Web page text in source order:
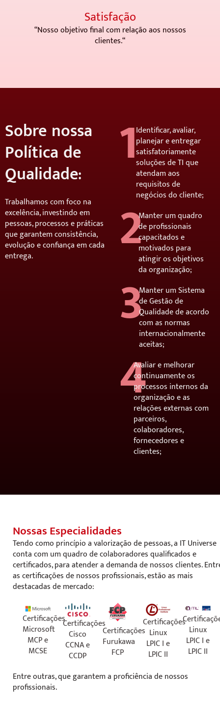
Satisfação
“Nosso objetivo final com relação aos nossos
clientes.“
Sobre nossa
Política de
Qualidade:
Trabalhamos com foco na
excelência, investindo em
pessoas, processos e práticas
que garantem consistência,
evolução e confiança em cada
entrega.
1Identificar, avaliar,
planejar e entregar
satisfatoriamente
soluções de TI que
atendam aos
requisitos de
negócios do cliente;
2Manter um quadro
de profissionais
capacitados e
motivados para
atingir os objetivos
da organização;
3Manter um Sistema
de Gestão de
Qualidade de acordo
com as normas
internacionalmente
aceitas;
4Avaliar e melhorar
continuamente os
processos internos da
organização e as
relações externas com
parceiros,
colaboradores,
fornecedores e
clientes;
Nossas Especialidades
Tendo como princípio a valorização de pessoas, a IT Universe
conta com um quadro de colaboradores qualificados e
certificados, para atender a demanda de nossos clientes.
as certificações de nossos profissionais, estão as mais
destacadas de mercado:
Certificações
Microsoft
MCP e
MCSE
Certificações
Cisco
CCNA e
CCDP
Certificações
Furukawa
FCP
Certificações
Linux
LPIC I e
LPIC II
Linux
LPIC I e
LPIC II
Entre outras, que garantem a proficiência de nossos
profissionais.